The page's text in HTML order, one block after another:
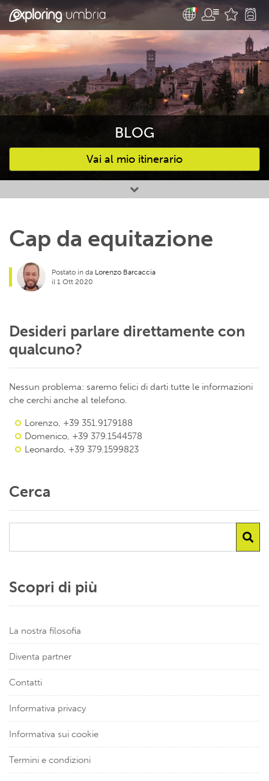
BLOG
Vai al mio itinerario
Attività preferite
Cap da equitazione
Postato in da Lorenzo Barcaccia
il 1 Ott 2020
Desideri parlare direttamente con
qualcuno?
Nessun problema: saremo felici di darti tutte le informazioni
che cerchi anche al telefono.
Lorenzo, +39 351.9179188
Domenico, +39 379.1544578
Leonardo, +39 379.1599823
Cerca
Scopri di più
La nostra filosofia
Diventa partner
Contatti
Informativa privacy
Informativa sui cookie
Termini e condizioni